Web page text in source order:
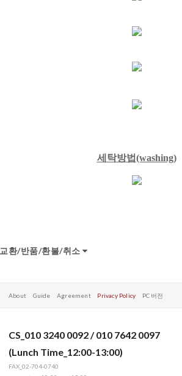
세탁방법(washing)
교환/반품/환불/취소
About Guide Agreement Privacy Policy PC 버전
CS_010 3240 0092 / 010 7642 0097
(Lunch Time_12:00-13:00)
FAX_02-704-0740